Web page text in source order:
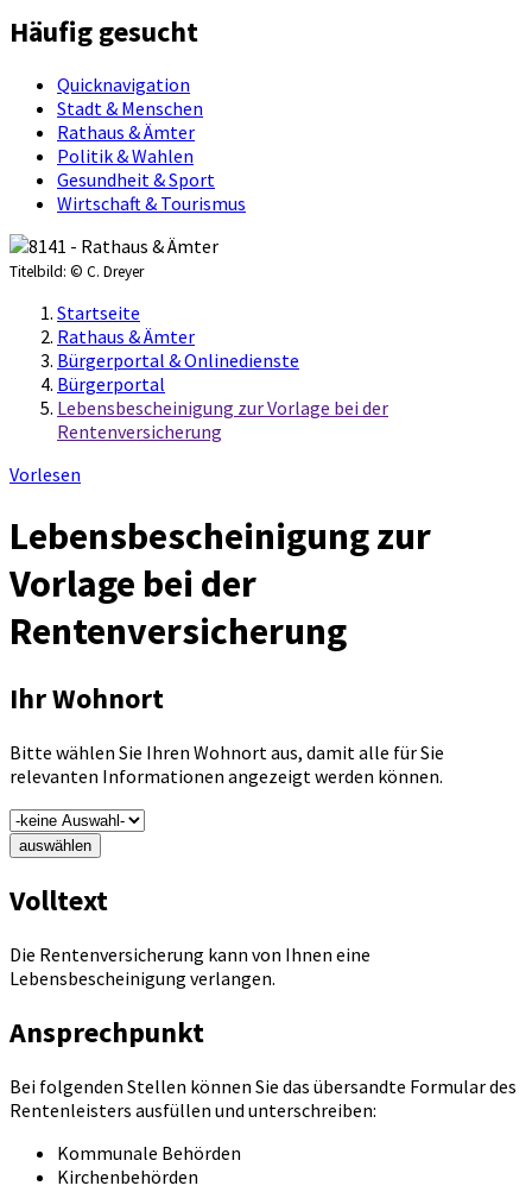
Häufig gesucht
Quicknavigation
Stadt & Menschen
Rathaus & Ämter
Politik & Wahlen
Gesundheit & Sport
Wirtschaft & Tourismus
Titelbild: © C. Dreyer
Startseite
Rathaus & Ämter
Bürgerportal & Onlinedienste
Bürgerportal
Lebensbescheinigung zur Vorlage bei der
Rentenversicherung
Vorlesen
Lebensbescheinigung zur
Vorlage bei der
Rentenversicherung
Ihr Wohnort
Bitte wählen Sie Ihren Wohnort aus, damit alle für Sie
relevanten Informationen angezeigt werden können.
auswählen
Volltext
Die Rentenversicherung kann von Ihnen eine
Lebensbescheinigung verlangen.
Ansprechpunkt
Bei folgenden Stellen können Sie das übersandte Formular des
Rentenleisters ausfüllen und unterschreiben:
Kommunale Behörden
Kirchenbehörden